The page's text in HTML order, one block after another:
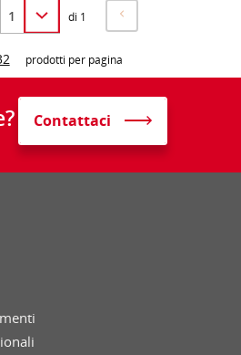
di 1
prodotti per pagina
Contattaci